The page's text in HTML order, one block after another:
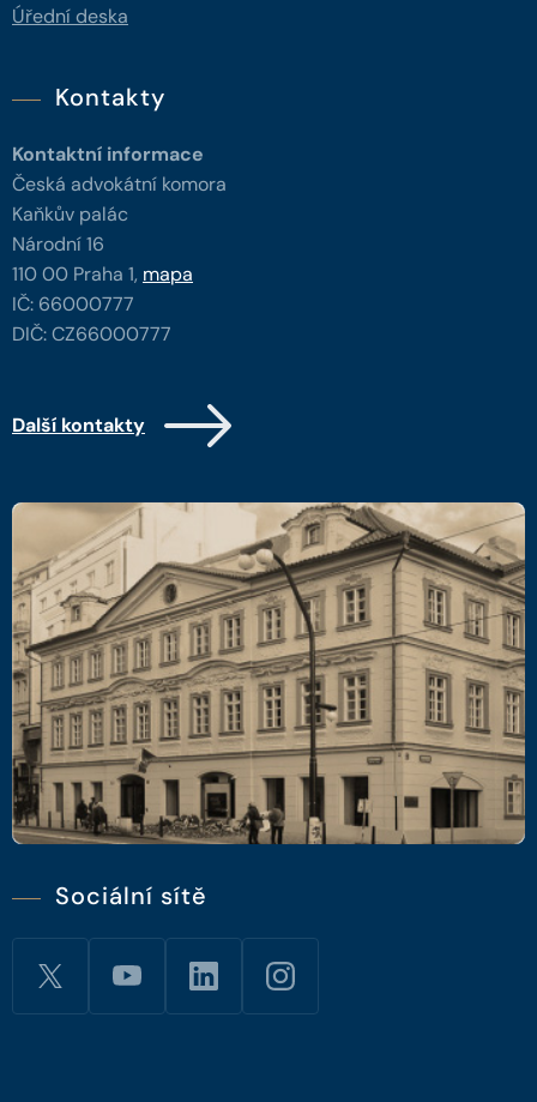
Úřední deska
Kontakty
Kontaktní informace
Česká advokátní komora
Kaňkův palác
Národní 16
110 00 Praha 1, mapa
IČ: 66000777
DIČ: CZ66000777
Další kontakty
Sociální sítě